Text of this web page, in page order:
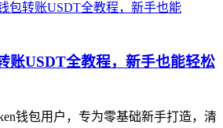
账USDT全教程，新手也能轻松
钱包用户，专为零基础新手打造，清